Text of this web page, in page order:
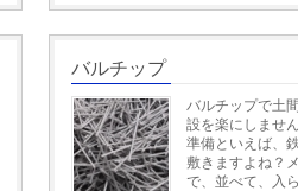
バルチップ
バルチップで土
設を楽にしませ
準備といえば、
敷きますよね？
で、並べて、入